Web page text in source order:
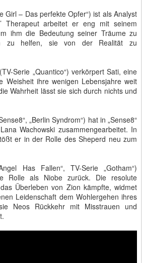
Girl – Das perfekte Opfer“) ist als Analyst
Therapeut arbeitet er eng mit seinem
ihm die Bedeutung seiner Träume zu
zu helfen, sie von der Realität zu
Serie „Quantico“) verkörpert Sati, eine
Weisheit ihre wenigen Lebensjahre weit
Wahrheit lässt sie sich durch nichts und
„Berlin Syndrom“) hat in „Sense8“
Wachowski zusammengearbeitet. In
er in der Rolle des Sheperd neu zum
Has Fallen“, TV-Serie „Gotham“)
Rolle als Niobe zurück. Die resolute
Überleben von Zion kämpfte, widmet
Leidenschaft dem Wohlergehen ihres
Neos Rückkehr mit Misstrauen und